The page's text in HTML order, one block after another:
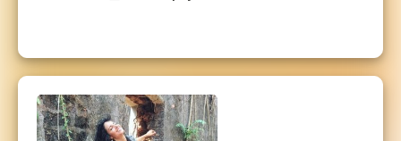
¨¨Emergence & Tissage du réseau Ecstatic
Dance en France¨¨ par des organisateurs &
intiateurs formés, aguerris, et portés par
l'énergie de la formation-transmission
Bienvenue dans la danse¨